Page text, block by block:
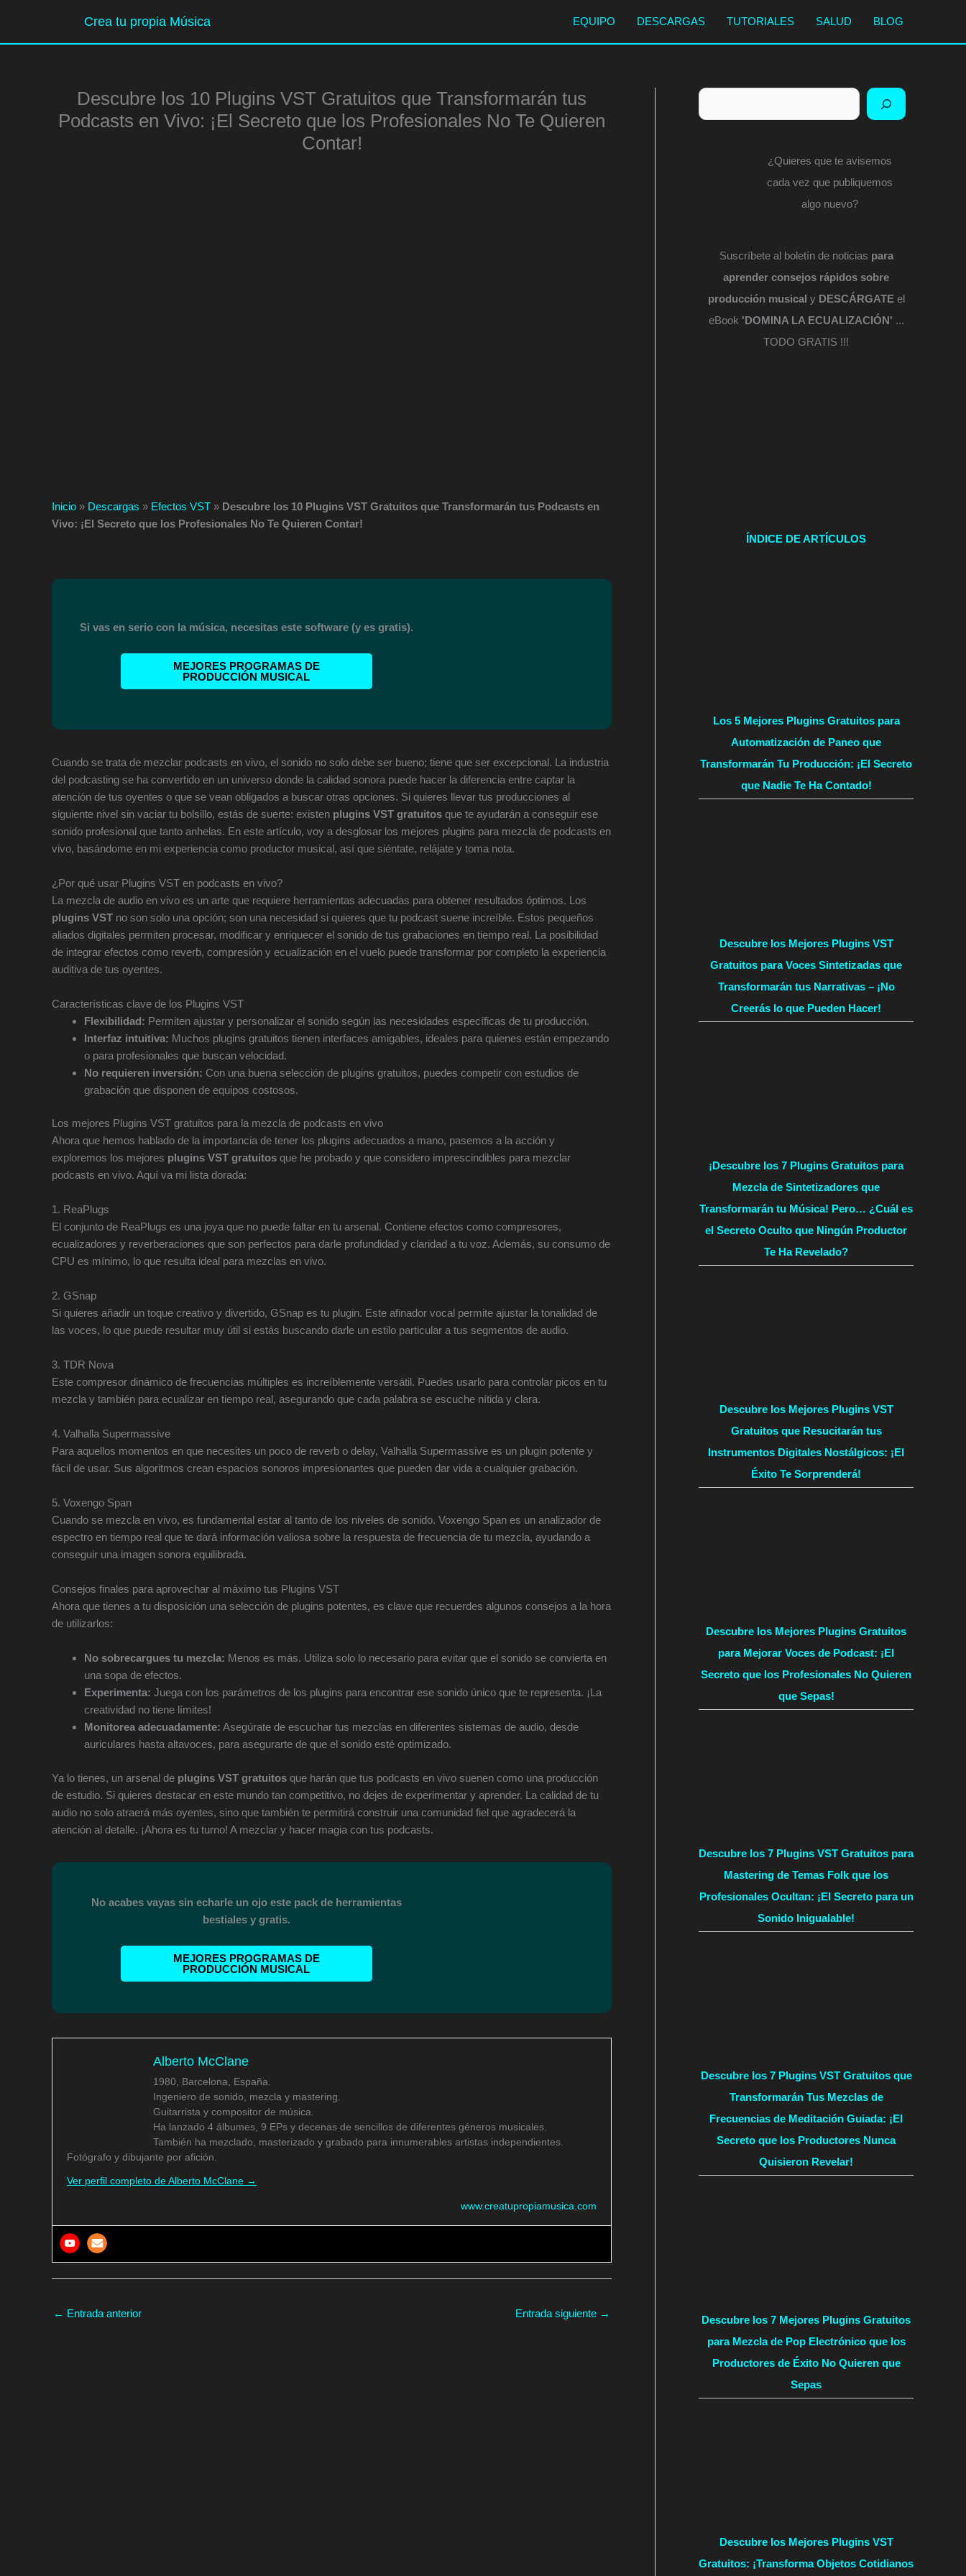
contenido
Crea tu propia Música EQUIPO DESCARGAS TUTORIALES SALUD BLOG
Descubre los 10 Plugins VST Gratuitos que Transformarán tus
Podcasts en Vivo: ¡El Secreto que los Profesionales No Te Quieren
Contar!
Inicio » Descargas » Efectos VST » Descubre los 10 Plugins VST Gratuitos que Transformarán tus Podcasts en
Vivo: ¡El Secreto que los Profesionales No Te Quieren Contar!
Si vas en serio con la música, necesitas este software (y es gratis).
MEJORES PROGRAMAS DE
PRODUCCIÓN MUSICAL
Cuando se trata de mezclar podcasts en vivo, el sonido no solo debe ser bueno; tiene que ser excepcional. La industria
del podcasting se ha convertido en un universo donde la calidad sonora puede hacer la diferencia entre captar la
atención de tus oyentes o que se vean obligados a buscar otras opciones. Si quieres llevar tus producciones al
siguiente nivel sin vaciar tu bolsillo, estás de suerte: existen plugins VST gratuitos que te ayudarán a conseguir ese
sonido profesional que tanto anhelas. En este artículo, voy a desglosar los mejores plugins para mezcla de podcasts en
vivo, basándome en mi experiencia como productor musical, así que siéntate, relájate y toma nota.
¿Por qué usar Plugins VST en podcasts en vivo?
La mezcla de audio en vivo es un arte que requiere herramientas adecuadas para obtener resultados óptimos. Los
plugins VST no son solo una opción; son una necesidad si quieres que tu podcast suene increíble. Estos pequeños
aliados digitales permiten procesar, modificar y enriquecer el sonido de tus grabaciones en tiempo real. La posibilidad
de integrar efectos como reverb, compresión y ecualización en el vuelo puede transformar por completo la experiencia
auditiva de tus oyentes.
Características clave de los Plugins VST
Flexibilidad: Permiten ajustar y personalizar el sonido según las necesidades específicas de tu producción.
Interfaz intuitiva: Muchos plugins gratuitos tienen interfaces amigables, ideales para quienes están empezando
o para profesionales que buscan velocidad.
No requieren inversión: Con una buena selección de plugins gratuitos, puedes competir con estudios de
grabación que disponen de equipos costosos.
Los mejores Plugins VST gratuitos para la mezcla de podcasts en vivo
Ahora que hemos hablado de la importancia de tener los plugins adecuados a mano, pasemos a la acción y
exploremos los mejores plugins VST gratuitos que he probado y que considero imprescindibles para mezclar
podcasts en vivo. Aquí va mi lista dorada:
1. ReaPlugs
El conjunto de ReaPlugs es una joya que no puede faltar en tu arsenal. Contiene efectos como compresores,
ecualizadores y reverberaciones que son perfectos para darle profundidad y claridad a tu voz. Además, su consumo de
CPU es mínimo, lo que resulta ideal para mezclas en vivo.
2. GSnap
Si quieres añadir un toque creativo y divertido, GSnap es tu plugin. Este afinador vocal permite ajustar la tonalidad de
las voces, lo que puede resultar muy útil si estás buscando darle un estilo particular a tus segmentos de audio.
3. TDR Nova
Este compresor dinámico de frecuencias múltiples es increíblemente versátil. Puedes usarlo para controlar picos en tu
mezcla y también para ecualizar en tiempo real, asegurando que cada palabra se escuche nítida y clara.
4. Valhalla Supermassive
Para aquellos momentos en que necesites un poco de reverb o delay, Valhalla Supermassive es un plugin potente y
fácil de usar. Sus algoritmos crean espacios sonoros impresionantes que pueden dar vida a cualquier grabación.
5. Voxengo Span
Cuando se mezcla en vivo, es fundamental estar al tanto de los niveles de sonido. Voxengo Span es un analizador de
espectro en tiempo real que te dará información valiosa sobre la respuesta de frecuencia de tu mezcla, ayudando a
conseguir una imagen sonora equilibrada.
Consejos finales para aprovechar al máximo tus Plugins VST
Ahora que tienes a tu disposición una selección de plugins potentes, es clave que recuerdes algunos consejos a la hora
de utilizarlos:
No sobrecargues tu mezcla: Menos es más. Utiliza solo lo necesario para evitar que el sonido se convierta en
una sopa de efectos.
Experimenta: Juega con los parámetros de los plugins para encontrar ese sonido único que te representa. ¡La
creatividad no tiene límites!
Monitorea adecuadamente: Asegúrate de escuchar tus mezclas en diferentes sistemas de audio, desde
auriculares hasta altavoces, para asegurarte de que el sonido esté optimizado.
Ya lo tienes, un arsenal de plugins VST gratuitos que harán que tus podcasts en vivo suenen como una producción
de estudio. Si quieres destacar en este mundo tan competitivo, no dejes de experimentar y aprender. La calidad de tu
audio no solo atraerá más oyentes, sino que también te permitirá construir una comunidad fiel que agradecerá la
atención al detalle. ¡Ahora es tu turno! A mezclar y hacer magia con tus podcasts.
No acabes vayas sin echarle un ojo este pack de herramientas
bestiales y gratis.
MEJORES PROGRAMAS DE
PRODUCCIÓN MUSICAL
Alberto McClane
1980, Barcelona, España.
Ingeniero de sonido, mezcla y mastering.
Guitarrista y compositor de música.
Ha lanzado 4 álbumes, 9 EPs y decenas de sencillos de diferentes géneros musicales.
También ha mezclado, masterizado y grabado para innumerables artistas independientes.
Fotógrafo y dibujante por afición.
Ver perfil completo de Alberto McClane →
www.creatupropiamusica.com
← Entrada anterior Entrada siguiente →
Buscar
¿Quieres que te avisemos
cada vez que publiquemos
algo nuevo?
Suscríbete al boletín de noticias para
aprender consejos rápidos sobre
producción musical y DESCÁRGATEel
eBook 'DOMINA LA ECUALIZACIÓN' ...
TODO GRATIS !!!
ÍNDICE DE ARTÍCULOS
Los 5 Mejores Plugins Gratuitos para
Automatización de Paneo que
Transformarán Tu Producción: ¡El Secreto
que Nadie Te Ha Contado!
Descubre los Mejores Plugins VST
Gratuitos para Voces Sintetizadas que
Transformarán tus Narrativas – ¡No
Creerás lo que Pueden Hacer!
¡Descubre los 7 Plugins Gratuitos para
Mezcla de Sintetizadores que
Transformarán tu Música! Pero… ¿Cuál es
el Secreto Oculto que Ningún Productor
Te Ha Revelado?
Descubre los Mejores Plugins VST
Gratuitos que Resucitarán tus
Instrumentos Digitales Nostálgicos: ¡El
Éxito Te Sorprenderá!
Descubre los Mejores Plugins Gratuitos
para Mejorar Voces de Podcast: ¡El
Secreto que los Profesionales No Quieren
que Sepas!
Descubre los 7 Plugins VST Gratuitos para
Mastering de Temas Folk que los
Profesionales Ocultan: ¡El Secreto para un
Sonido Inigualable!
Descubre los 7 Plugins VST Gratuitos que
Transformarán Tus Mezclas de
Frecuencias de Meditación Guiada: ¡El
Secreto que los Productores Nunca
Quisieron Revelar!
Descubre los 7 Mejores Plugins Gratuitos
para Mezcla de Pop Electrónico que los
Productores de Éxito No Quieren que
Sepas
Descubre los Mejores Plugins VST
Gratuitos: ¡Transforma Objetos Cotidianos